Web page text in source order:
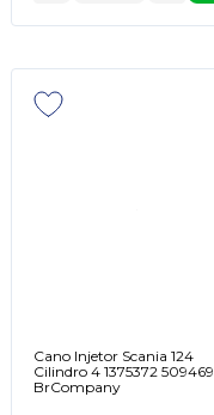
Cano Injetor Scania 124
Cilindro 4 1375372 509469
BrCompany